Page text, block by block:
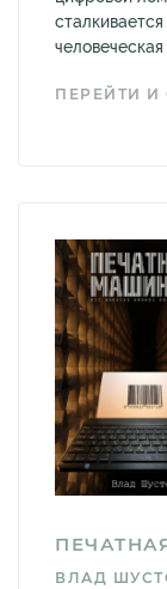
ПЕРЕЙТИ И
ВЛАД